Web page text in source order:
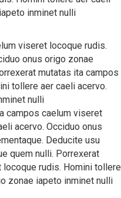
inminet nulli
viseret locoque rudis.
onus origo zonae
mutatas ita campos
tollere aer caeli acervo.
nulli
campos caelum viseret
acervo. Occiduo onus
Deducite usu
quem nulli. Porrexerat
rudis. Homini tollere
zonae iapeto inminet nulli